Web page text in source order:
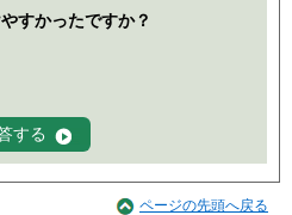
すかったですか？
ページの先頭へ戻る